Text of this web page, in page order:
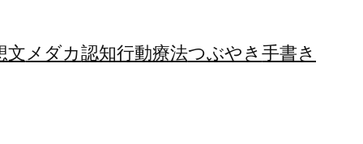
文メダカ認知行動療法つぶやき手書き